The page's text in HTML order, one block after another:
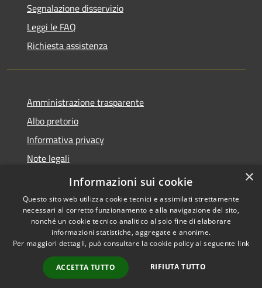
Segnalazione disservizio
Leggi le FAQ
Richiesta assistenza
Amministrazione trasparente
Albo pretorio
Informativa privacy
Note legali
Dichiarazione di accessibilità
Accessibilità
Copyright © 2026 • Comune di
Castel d'Ario • Powered by
Municipium•
×
Informazioni sui cookie
Questo sito web utilizza cookie tecnici e assimilati strettamente
necessari al corretto funzionamento e alla navigazione del sito,
nonché un cookie tecnico analitico al solo fine di elaborare
informazioni statistiche, aggregate e anonime.
Per maggiori dettagli, può consultare la cookie policy al seguente link
ACCETTA TUTTO RIFIUTA TUTTO